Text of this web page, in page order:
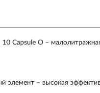
10 Capsule O –
элемент – высокая